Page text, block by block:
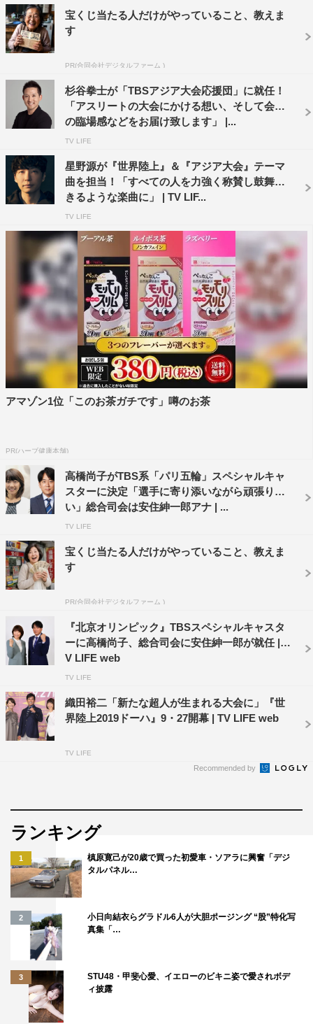
ツのチカラを一緒に感じていきましょう！
総合司会・石井大裕（TBSアナウンサー）コメン
これまで『世界陸上』を取材し、アスリートの歓喜や涙、
新記録や人間ドラマ、多くの心震える瞬間を目の当たりに
してきました。視聴者の皆さまに、ブダペストのスタジア
ムにあふれるエネルギーを少しでも届けられるよう頑張り
ます！
そしてアジアの圧倒的なスポーツ熱を感じる『アジア大
会』！ 目標に向かい、限界をつくらず挑戦する選手たち
の姿を、私も覚悟を持ってお伝えしていきます。『世界陸
上』『アジア大会』、何卒よろしくお願いします！
スペシャルキャスター・高橋尚子 コメント
『世界陸上』は、超人たちが集結して世界一を争う興奮と
感動が凝縮される大会となります。その中で活躍が期待さ
れる北口榛花選手、サニブラウン選手ら日本選手の中で
も、私が注目するのは、男子20キロ競歩の山西利和選手で
す。19年ドーハ大会、22年オレゴン大会で金メダルを獲
いうことで、選手たちの意思や頑張りが競技の枠を超えて
強い団結力を生み出します。日本が205個のメダルを獲得
日本選手団や日本中に勇気と元気を届けてくれました。日
本選手の活躍に毎日興奮できる素晴らしい大会です。
そんなスポーツが生み出すことのできる勇気と感動を、多
くの方にお届けしたいと思います。
番組情報
左：『世界陸上ブタペスト』ティザービジュアル、右：『アジア大会
『世界陸上ブダペスト』
TBS系
『アジア大会 中国・杭州』
TBS系
2023年9月23日（土・祝）～10月8日（日）
世界陸上公式サイト：
https://www.youtube.com/@TBSSPORTS6
TBS公式「陸上ちゃんねる」：
宝くじ当たる人だけがやっていること、教えま
す
PR(合同会社デジタルファーム )
杉谷拳士が「TBSアジア大会応援団」に就任！
「アスリートの大会にかける想い、そして会場
の臨場感などをお届け致します」 |...
TV LIFE
星野源が『世界陸上』＆『アジア大会』テーマ
曲を担当！「すべての人を力強く称賛し鼓舞で
きるような楽曲に」 | TV LIF...
TV LIFE
アマゾン1位「このお茶ガチです」噂のお茶
PR(ハーブ健康本舗)
高橋尚子がTBS系「パリ五輪」スペシャルキャ
スターに決定「選手に寄り添いながら頑張りた
い」総合司会は安住紳一郎アナ | ...
TV LIFE
宝くじ当たる人だけがやっていること、教えま
す
PR(合同会社デジタルファーム )
『北京オリンピック』TBSスペシャルキャスタ
ーに高橋尚子、総合司会に安住紳一郎が就任 | T
V LIFE web
TV LIFE
織田裕二「新たな超人が生まれる大会に」『世
界陸上2019ドーハ』9・27開幕 | TV LIFE web
TV LIFE
Recommended by
ランキング
1
槙原寛己が20歳で買った初愛車・ソアラに興奮「デジ
タルパネル…
2
小日向結衣らグラドル6人が大胆ポージング “股”特化写
真集「…
3
STU48・甲斐心愛、イエローのビキニ姿で愛されボデ
ィ披露